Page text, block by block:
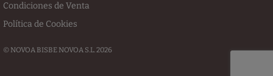
Condiciones de Venta
Política de Cookies
© NOVOA BISBE NOVOA S.L. 2026